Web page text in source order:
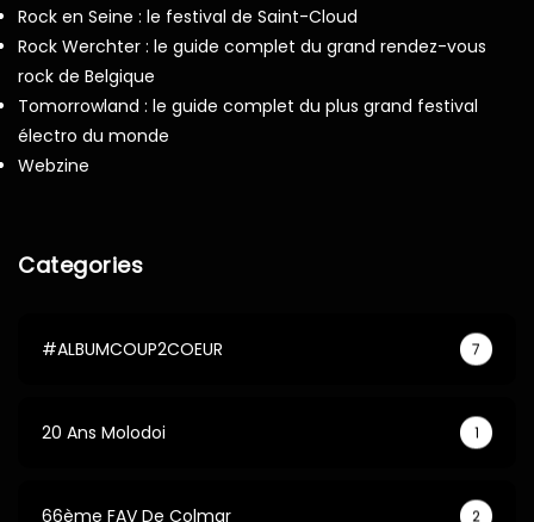
Rock en Seine : le festival de Saint-Cloud
Rock Werchter : le guide complet du grand rendez-vous
rock de Belgique
Tomorrowland : le guide complet du plus grand festival
électro du monde
Webzine
Categories
#ALBUMCOUP2COEUR 7
20 Ans Molodoi 1
66ème FAV De Colmar 2